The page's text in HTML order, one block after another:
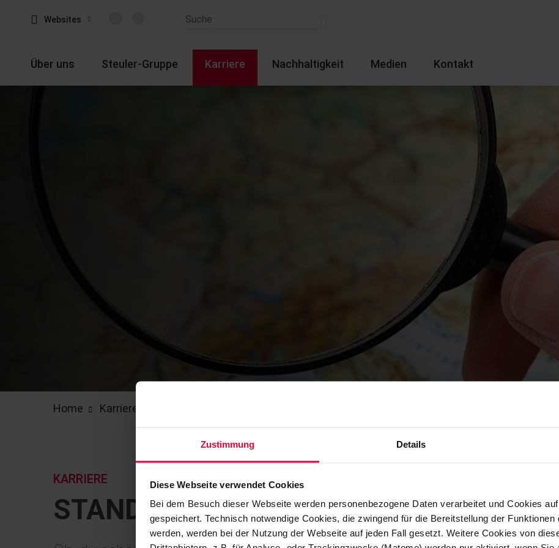
Zustimmung Details
Diese Webseite verwendet Cookies
Bei dem Besuch dieser Webseite werden personenbezogene Daten verarbeitet und Cookies
gespeichert. Technisch notwendige Cookies, die zwingend für die Bereitstellung der Funktionen
werden, werden bei der Nutzung der Webseite auf jeden Fall gesetzt. Weitere Cookies von
Websites
Über uns Steuler-Gruppe Karriere Nachhaltigkeit Medien Kontakt
Home Karriere
STANDORT­VORTEILE
KARRIERE